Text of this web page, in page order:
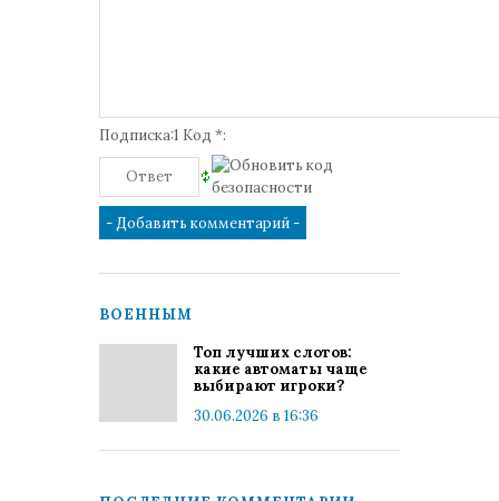
Подписка:1 Код *:
ВОЕННЫМ
Топ лучших слотов:
какие автоматы чаще
выбирают игроки?
30.06.2026 в 16:36